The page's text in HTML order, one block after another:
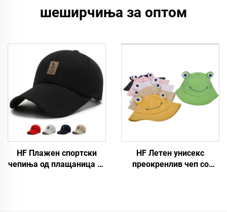
шеширчиња за оптом
HF Плажен спортски
чепиња од плащаница со
HF Летен унисекс
преокренлив чеп со